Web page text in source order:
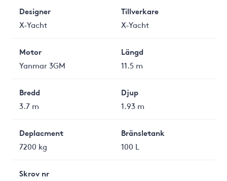
Designer
X-Yacht
Tillverkare
X-Yacht
Motor
Yanmar 3GM
Längd
11.5 m
Bredd
3.7 m
Djup
1.93 m
Deplacment
7200 kg
Bränsletank
100 L
Skrov nr